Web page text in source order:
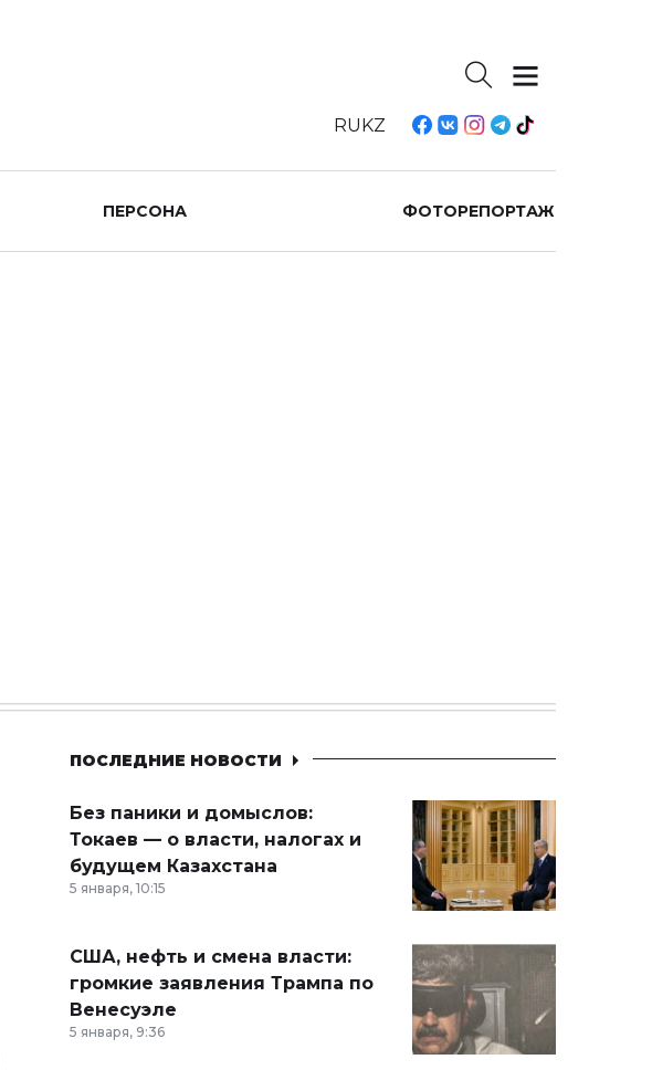
RUKZ
ПЕРСОНА ФОТОРЕПОРТАЖ
ПОСЛЕДНИЕ НОВОСТИ
Без паники и домыслов:
Токаев — о власти, налогах и
будущем Казахстана
5 января, 10:15
США, нефть и смена власти:
громкие заявления Трампа по
Венесуэле
5 января, 9:36